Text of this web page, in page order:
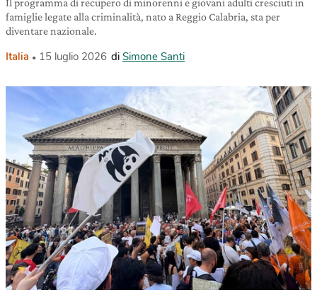
Il programma di recupero di minorenni e giovani adulti cresciuti in
famiglie legate alla criminalità, nato a Reggio Calabria, sta per
diventare nazionale.
Italia 15 luglio 2026 di Simone Santi